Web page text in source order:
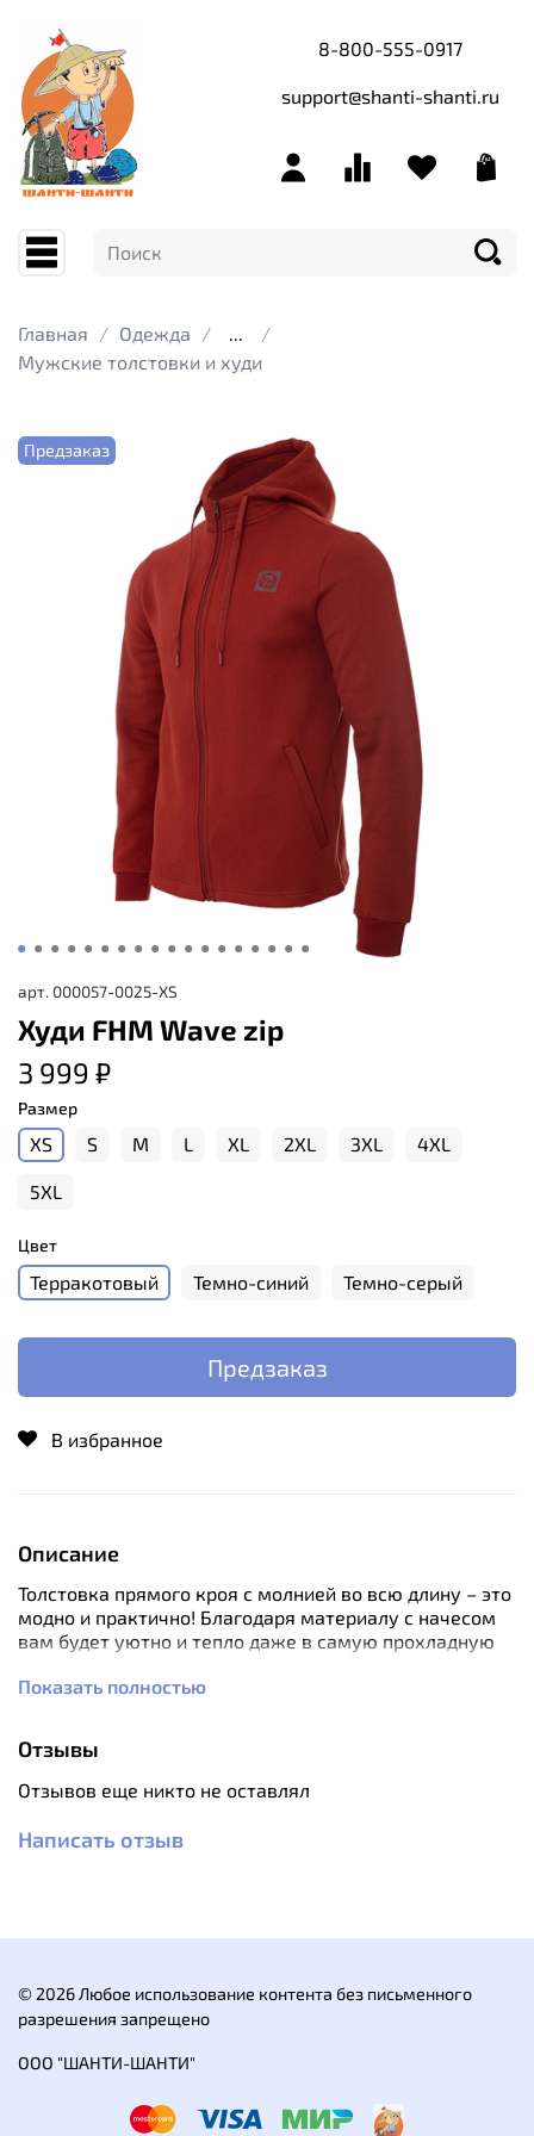
8-800-555-0917
support@shanti-shanti.ru
Главная Одежда
Мужские толстовки и худи
Предзаказ
арт. 000057-0025-XS
Худи FHM Wave zip
3 999 ₽
Размер
XS S M L XL 2XL 3XL 4XL
5XL
Цвет
Терракотовый Темно-синий Темно-серый
Предзаказ
В избранное
Описание
Толстовка прямого кроя с молнией во всю длину – это
модно и практично! Благодаря материалу с начесом
вам будет уютно и тепло даже в самую прохладную
Показать полностью
Отзывы
Отзывов еще никто не оставлял
Написать отзыв
© 2026 Любое использование контента без письменного
разрешения запрещено
ООО "ШАНТИ-ШАНТИ"